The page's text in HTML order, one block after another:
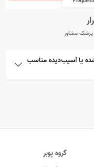
پزشک مشاور
یا آسیب‌دیده مناسب
گروه پوبر